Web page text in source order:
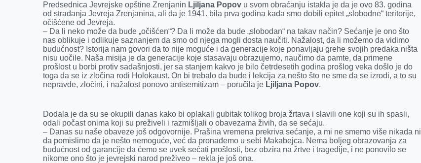
Predsednica Jevrejske opštine Zrenjanin Ljiljana Popov u svom obraćanju istakla je da je ovo 83. godina
od stradanja Jevreja Zrenjanina, ali da je 1941. bila prva godina kada smo dobili epitet „slobodne“ teritorije,
očišćene od Jevreja.
– Da li neko može da bude „očišćen“? Da li može da bude „slobodan“ na takav način? Sećanje je ono što
nas oblikuje i odlikuje saznanjem da smo od njega mogli dosta naučiti. Nažalost, da li možemo da vidimo
budućnost? Istorija nam govori da to nije moguće i da generacije koje ponavljaju grehe svojih predaka ništa
nisu uočile. Naša misija je da generacije koje stasavaju obrazujemo, naučimo da pamte, da primene
prošlost u borbi protiv sadašnjosti, jer sa stanjem kakvo je bilo četrdesetih godina prošlog veka došlo je do
toga da se iz zločina rodi Holokaust. On bi trebalo da bude i lekcija za nešto što ne sme da se izrodi, a to su
nepravde, zločini, i nažalost ponovo antisemitizam – poručila je Ljiljana Popov.
Dodala je da su se okupili danas kako bi oplakali gubitak tolikog broja žrtava i slavili one koji su ih spasli,
odali počast onima koji su preživeli i razmišljali o obavezama živih, da se sećaju.
– Danas su naše obaveze još odgovornije. Prašina vremena prekriva sećanje, a mi ne smemo više nikada ni
da pomislimo da je nešto nemoguće, već da pronađemo u sebi Makabejca. Nema boljeg obrazovanja za
budućnost od garancije da ćemo se uvek sećati prošlosti, bez obzira na žrtve i tragedije, i ne ponovilo se
nikome ono što je jevrejski narod preživeo – rekla je još ona.